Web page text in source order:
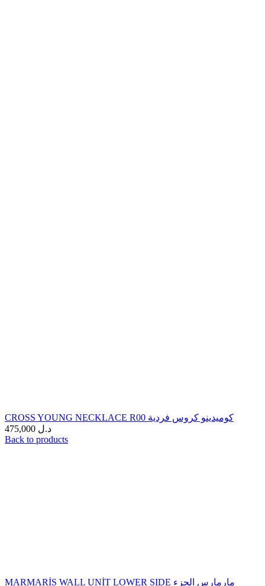
CROSS YOUNG NECKLACE R00 كوميدينو كروس فردية
د.ل
Back to products
MARMARİS WALL UNİT LOWER SIDE مارمارس الجزء